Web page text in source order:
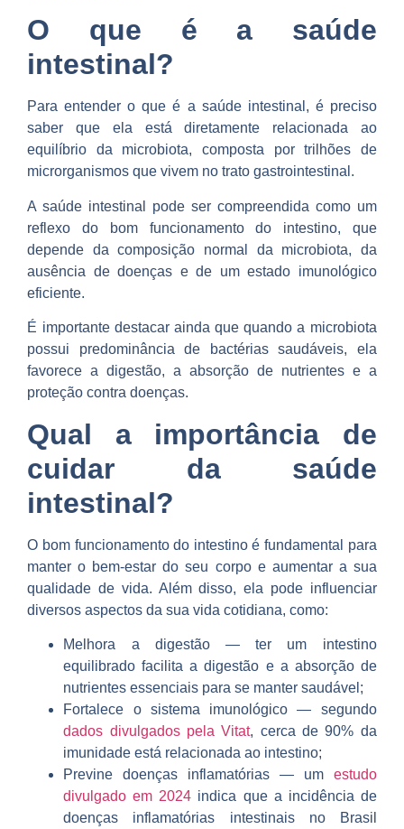
O que é a saúde
intestinal?
Para entender o que é a saúde intestinal, é preciso
saber que ela está diretamente relacionada ao
equilíbrio da microbiota, composta por trilhões de
microrganismos que vivem no trato gastrointestinal.
A saúde intestinal pode ser compreendida como um
reflexo do bom funcionamento do intestino, que
depende da composição normal da microbiota, da
ausência de doenças e de um estado imunológico
eficiente.
É importante destacar ainda que quando a microbiota
possui predominância de bactérias saudáveis, ela
favorece a digestão, a absorção de nutrientes e a
proteção contra doenças.
Qual a importância de
cuidar da saúde
intestinal?
O bom funcionamento do intestino é fundamental para
manter o bem-estar do seu corpo e aumentar a sua
qualidade de vida. Além disso, ela pode influenciar
diversos aspectos da sua vida cotidiana, como:
Melhora a digestão — ter um intestino
equilibrado facilita a digestão e a absorção de
nutrientes essenciais para se manter saudável;
Fortalece o sistema imunológico — segundo
dados divulgados pela Vitat, cerca de 90% da
imunidade está relacionada ao intestino;
Previne doenças inflamatórias — um estudo
divulgado em 2024 indica que a incidência de
doenças inflamatórias intestinais no Brasil